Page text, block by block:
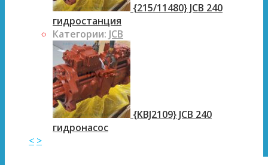
{215/11480} JCB 240
гидростанция
Категории: JCB
{KBJ2109} JCB 240
гидронасос
< >